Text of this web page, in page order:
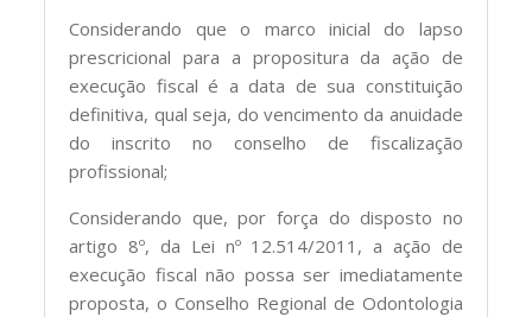
Considerando que o marco inicial do lapso
prescricional para a propositura da ação de
execução fiscal é a data de sua constituição
definitiva, qual seja, do vencimento da anuidade
do inscrito no conselho de fiscalização
profissional;
Considerando que, por força do disposto no
artigo 8º, da Lei nº 12.514/2011, a ação de
execução fiscal não possa ser imediatamente
proposta, o Conselho Regional de Odontologia